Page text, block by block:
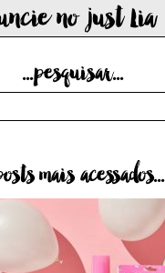
no just Lia
...pesquisar...
mais acessados...